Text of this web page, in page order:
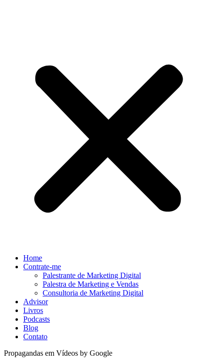
Home
Contrate-me
Palestrante de Marketing Digital
Palestra de Marketing e Vendas
Consultoria de Marketing Digital
Advisor
Livros
Podcasts
Blog
Contato
Propagandas em Vídeos by Google